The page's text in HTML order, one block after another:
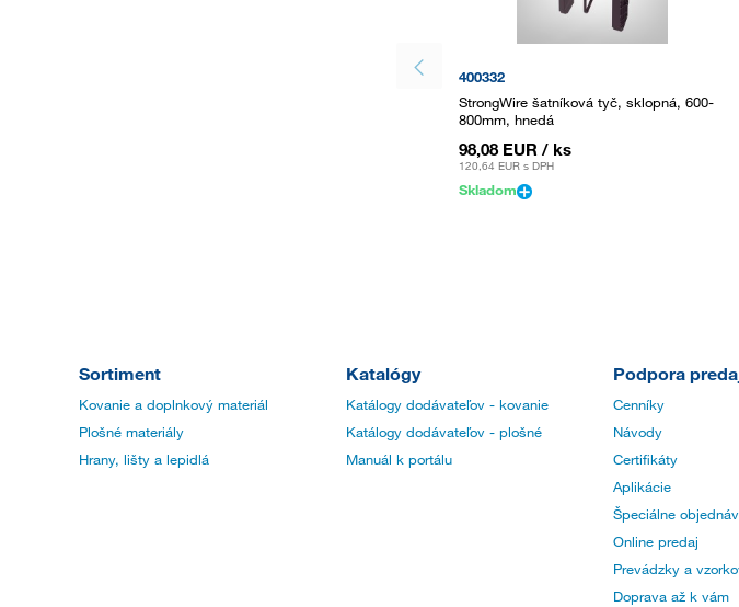
400332
StrongWire šatníková tyč, sklopná, 600-
800mm, hnedá
98,08 EUR / ks
120,64 EUR s DPH
Skladom
Sortiment
Kovanie a doplnkový materiál
Plošné materiály
Hrany, lišty a lepidlá
Katalógy
Katálogy dodávateľov - kovanie
Katálogy dodávateľov - plošné
Manuál k portálu
Podpora
Cenníky
Návody
Certifikáty
Aplikácie
Špeciálne
Online predaj
Prevádzky a
Doprava až k vám